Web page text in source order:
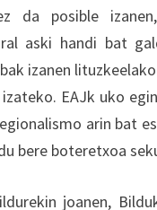
da posible
aski handi bat
izanen
EAJk uko
arin bat
bere boteretxoa
joanen,